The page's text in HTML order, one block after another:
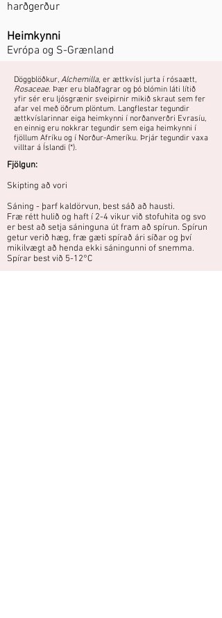
harðgerður
Heimkynni
Evrópa og S-Grænland
Döggblöðkur, Alchemilla, er ættkvísl jurta í rósaætt,
Rosaceae. Þær eru blaðfagrar og þó blómin láti lítið
yfir sér eru ljósgrænir sveipirnir mikið skraut sem fer
afar vel með öðrum plöntum. Langflestar tegundir
ættkvíslarinnar eiga heimkynni í norðanverðri Evrasíu,
en einnig eru nokkrar tegundir sem eiga heimkynni í
fjöllum Afríku og í Norður-Ameríku. Þrjár tegundir vaxa
villtar á Íslandi (*).
Fjölgun:
Skipting að vori
Sáning - þarf kaldörvun, best sáð að hausti.
Fræ rétt hulið og haft í 2-4 vikur við stofuhita og svo
er best að setja sáninguna út fram að spírun. Spírun
getur verið hæg, fræ gæti spírað ári síðar og því
mikilvægt að henda ekki sáningunni of snemma.
Spírar best við 5-12°C